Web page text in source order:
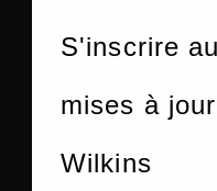
Support pour les
Support technique
S'inscrire
mises à
Wilkins